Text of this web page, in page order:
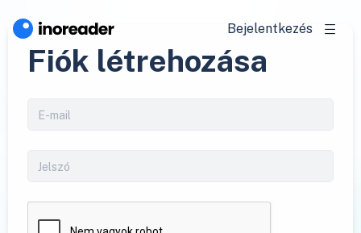
Bejelentkezés
Fiók létrehozása